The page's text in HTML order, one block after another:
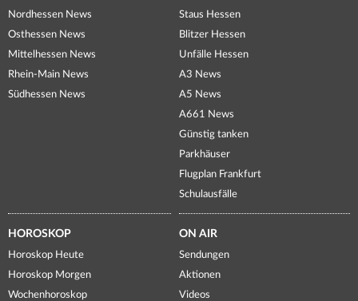
Nordhessen News
Osthessen News
Mittelhessen News
Rhein-Main News
Südhessen News
Staus Hessen
Blitzer Hessen
Unfälle Hessen
A3 News
A5 News
A661 News
Günstig tanken
Parkhäuser
Flugplan Frankfurt
Schulausfälle
HOROSKOP
Horoskop Heute
Horoskop Morgen
Wochenhoroskop
ON AIR
Sendungen
Aktionen
Videos